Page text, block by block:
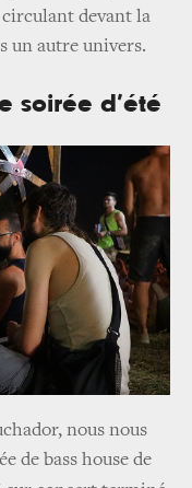
circulant devant la
un autre univers.
soirée d’été
nous nous
de bass house de